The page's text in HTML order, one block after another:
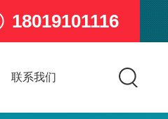
18019101116
联系我们